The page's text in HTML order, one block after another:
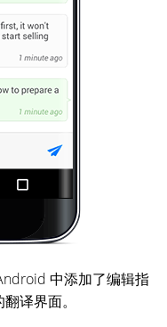
中添加了编辑指
译界面。